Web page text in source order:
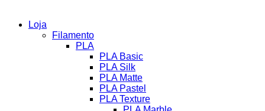
Loja
Filamento
PLA
PLA Basic
PLA Silk
PLA Matte
PLA Pastel
PLA Texture